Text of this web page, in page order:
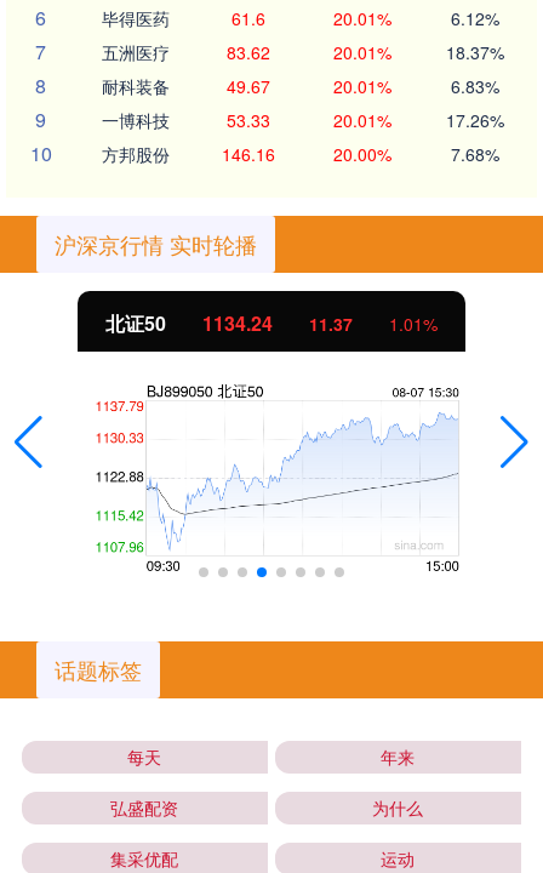
6 毕得医药 61.6 20.01% 6.12%
7 五洲医疗 83.62 20.01% 18.37%
8 耐科装备 49.67 20.01% 6.83%
9 一博科技 53.33 20.01% 17.26%
10 方邦股份 146.16 20.00% 7.68%
沪深京行情 实时轮播
北证50 1134.24 11.37 1.01%
话题标签
每天 年来
弘盛配资 为什么
集采优配 运动